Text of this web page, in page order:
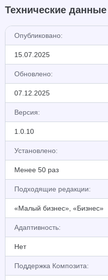
Технические данные
Опубликовано:
15.07.2025
Обновлено:
07.12.2025
Версия:
1.0.10
Установлено:
Менее 50 раз
Подходящие редакции:
«Малый бизнес», «Бизнес»
Адаптивность:
Нет
Поддержка Композита: